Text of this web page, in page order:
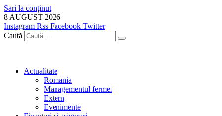
Sari la conținut
8 AUGUST 2026
Instagram Rss Facebook Twitter
Caută
Actualitate
Romania
Managementul fermei
Extern
Evenimente